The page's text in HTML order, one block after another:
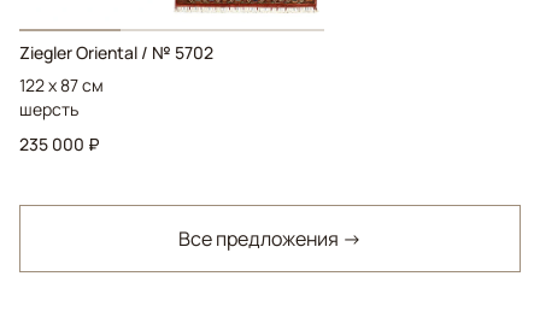
Ziegler Oriental / № 5702
122 x 87 см
шерсть
235 000 ₽
Все предложения →